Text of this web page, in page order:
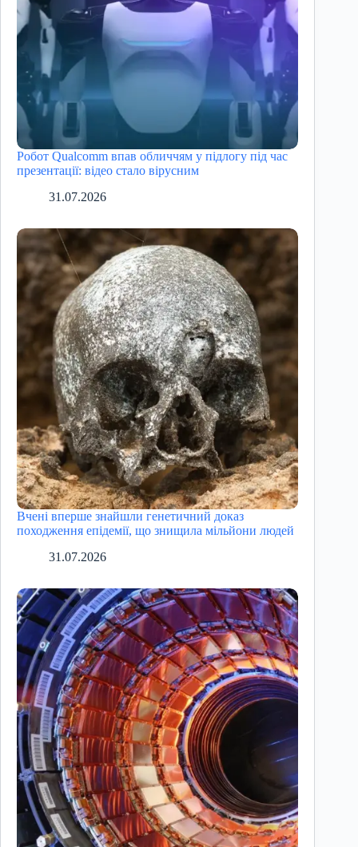
Робот Qualcomm впав обличчям у підлогу під час
презентації: відео стало вірусним
31.07.2026
Вчені вперше знайшли генетичний доказ
походження епідемії, що знищила мільйони людей
31.07.2026